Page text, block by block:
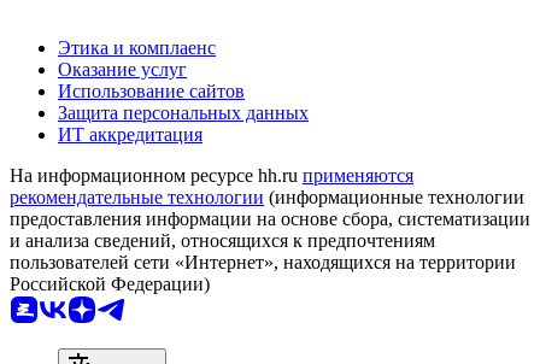
Этика и комплаенс
Оказание услуг
Использование сайтов
Защита персональных данных
ИТ аккредитация
На информационном ресурсе hh.ru применяются
рекомендательные технологии (информационные технологии
предоставления информации на основе сбора, систематизации
и анализа сведений, относящихся к предпочтениям
пользователей сети «Интернет», находящихся на территории
Российской Федерации)